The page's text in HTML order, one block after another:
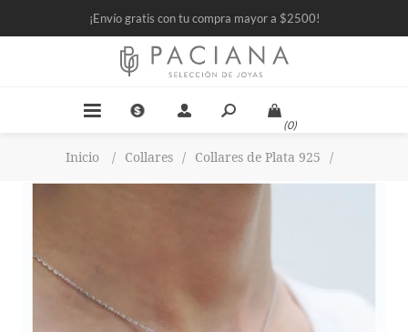
¡Envío gratis con tu compra mayor a $2500!
(0)
Inicio / Collares / Collares de Plata 925 /